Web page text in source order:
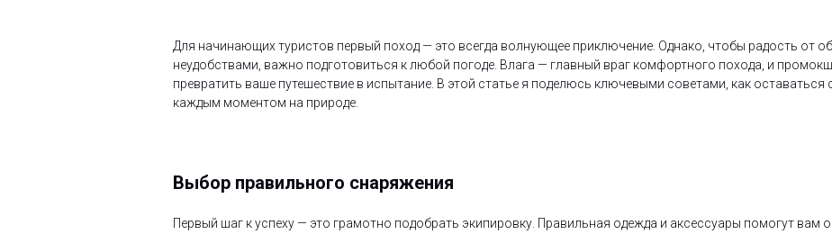
Для начинающих туристов первый поход — это всегда волнующее приключение. Однако, чтобы радость от
неудобствами, важно подготовиться к любой погоде. Влага — главный враг комфортного похода, и
превратить ваше путешествие в испытание. В этой статье я поделюсь ключевыми советами, как оставаться
каждым моментом на природе.
Выбор правильного снаряжения
Первый шаг к успеху — это грамотно подобрать экипировку. Правильная одежда и аксессуары помогут вам